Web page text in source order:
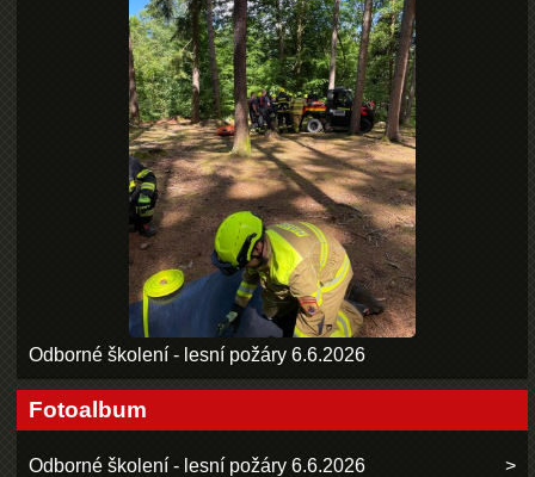
Odborné školení - lesní požáry 6.6.2026
Fotoalbum
Odborné školení - lesní požáry 6.6.2026